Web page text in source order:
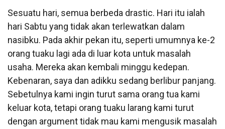
Sesuatu hari, semua berbeda drastic. Hari itu ialah
hari Sabtu yang tidak akan terlewatkan dalam
nasibku. Pada akhir pekan itu, seperti umumnya ke-2
orang tuaku lagi ada di luar kota untuk masalah
usaha. Mereka akan kembali minggu kedepan.
Kebenaran, saya dan adikku sedang berlibur panjang.
Sebetulnya kami ingin turut sama orang tua kami
keluar kota, tetapi orang tuaku larang kami turut
dengan argument tidak mau kami mengusik masalah